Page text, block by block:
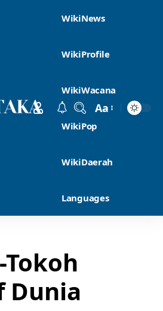
WikiNews
WikiProfile
WikiWacana
WikiPop
WikiDaerah
Languages
Aa
Dunia